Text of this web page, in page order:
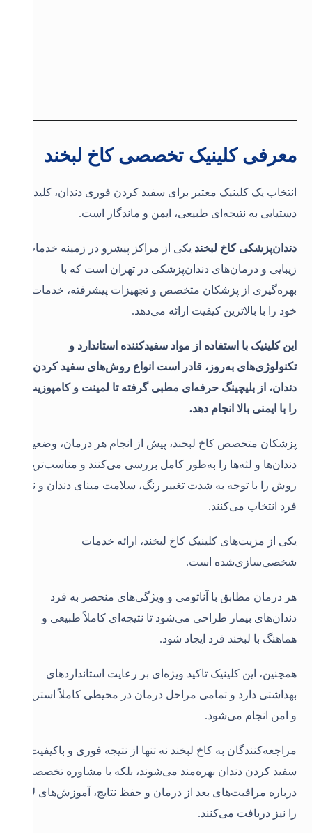
معرفی کلینیک تخصصی کاخ لبخند
انتخاب یک کلینیک معتبر برای سفید کردن فوری دندان، کلید
دستیابی به نتیجه‌ای طبیعی، ایمن و ماندگار است.
دندان‌پزشکی کاخ لبخند یکی از مراکز پیشرو در زمینه خدمات
زیبایی و درمان‌های دندان‌پزشکی در تهران است که با
بهره‌گیری از پزشکان متخصص و تجهیزات پیشرفته، خدمات
خود را با بالاترین کیفیت ارائه می‌دهد.
این کلینیک با استفاده از مواد سفیدکننده استاندارد و
تکنولوژی‌های به‌روز، قادر است انواع روش‌های سفید کردن
دندان، از بلیچینگ حرفه‌ای مطبی گرفته تا لمینت و کامپوزیت،
را با ایمنی بالا انجام دهد.
پزشکان متخصص کاخ لبخند، پیش از انجام هر درمان، وضعیت
دندان‌ها و لثه‌ها را به‌طور کامل بررسی می‌کنند و مناسب‌ترین
روش را با توجه به شدت تغییر رنگ، سلامت مینای دندان و نیاز
فرد انتخاب می‌کنند.
یکی از مزیت‌های کلینیک کاخ لبخند، ارائه خدمات
شخصی‌سازی‌شده است.
هر درمان مطابق با آناتومی و ویژگی‌های منحصر به فرد
دندان‌های بیمار طراحی می‌شود تا نتیجه‌ای کاملاً طبیعی و
هماهنگ با لبخند فرد ایجاد شود.
همچنین، این کلینیک تاکید ویژه‌ای بر رعایت استانداردهای
بهداشتی دارد و تمامی مراحل درمان در محیطی کاملاً استریل
و امن انجام می‌شود.
مراجعه‌کنندگان به کاخ لبخند نه تنها از نتیجه فوری و باکیفیت
سفید کردن دندان بهره‌مند می‌شوند، بلکه با مشاوره تخصصی
درباره مراقبت‌های بعد از درمان و حفظ نتایج، آموزش‌های لازم
را نیز دریافت می‌کنند.